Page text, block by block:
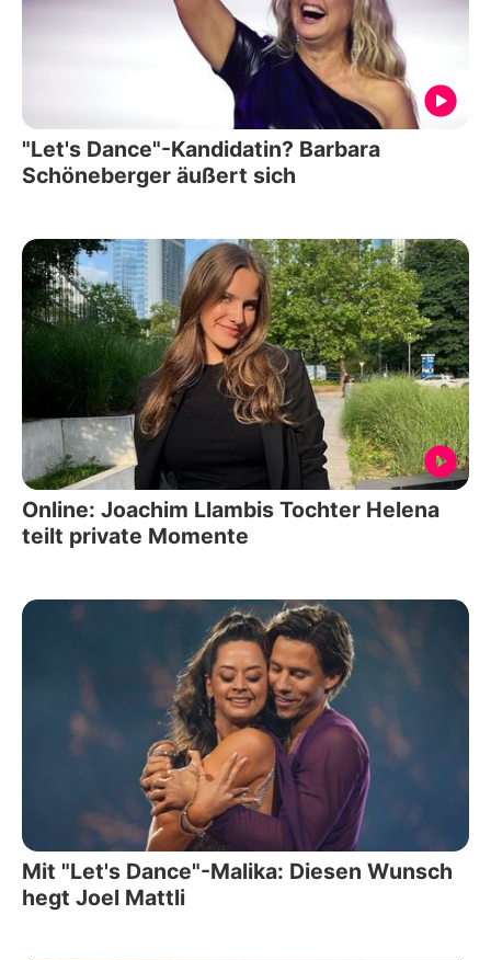
"Let's Dance"-Kandidatin? Barbara
Schöneberger äußert sich
Online: Joachim Llambis Tochter Helena
teilt private Momente
Mit "Let's Dance"-Malika: Diesen Wunsch
hegt Joel Mattli